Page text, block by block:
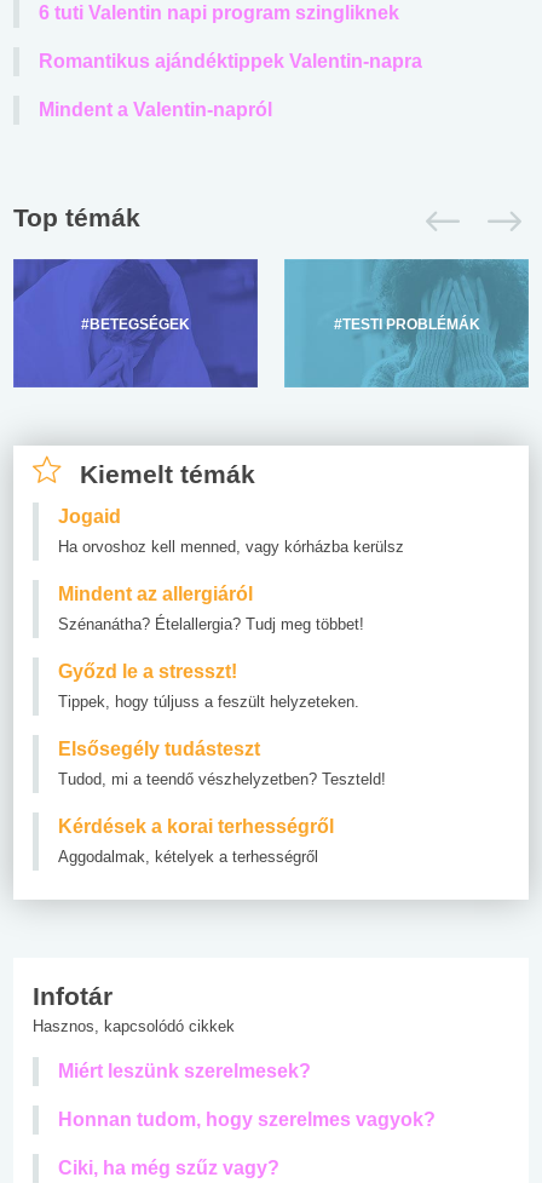
6 tuti Valentin napi program szingliknek
Romantikus ajándéktippek Valentin-napra
Mindent a Valentin-napról
Top témák
#BETEGSÉGEK #TESTI PROBLÉMÁK
Kiemelt témák
Jogaid
Ha orvoshoz kell menned, vagy kórházba kerülsz
Mindent az allergiáról
Szénanátha? Ételallergia? Tudj meg többet!
Győzd le a stresszt!
Tippek, hogy túljuss a feszült helyzeteken.
Elsősegély tudásteszt
Tudod, mi a teendő vészhelyzetben? Teszteld!
Kérdések a korai terhességről
Aggodalmak, kételyek a terhességről
Infotár
Hasznos, kapcsolódó cikkek
Miért leszünk szerelmesek?
Honnan tudom, hogy szerelmes vagyok?
Ciki, ha még szűz vagy?